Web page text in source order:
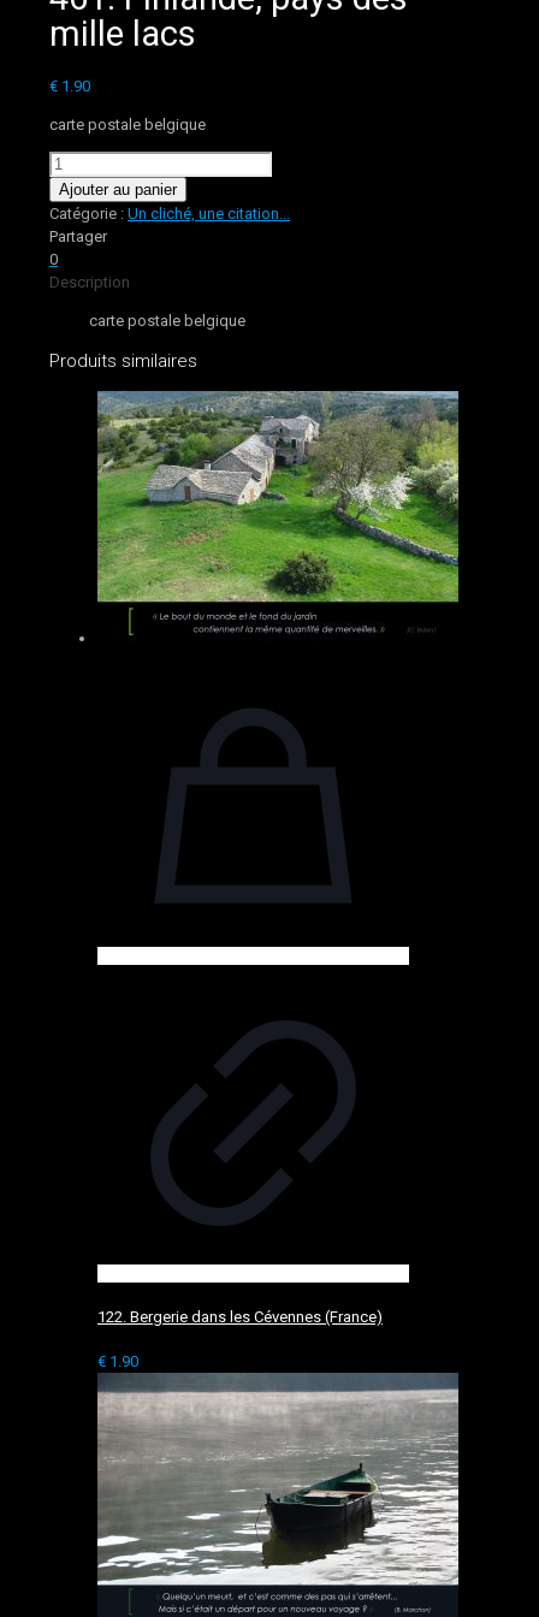
mille lacs
€ 1.90
carte postale belgique
quantité
de
461.
Finlande,
pays
des
Ajouter au panier
Catégorie : Un cliché, une citation...
Partager
0
Description
carte postale belgique
Produits similaires
122. Bergerie dans les Cévennes (France)
€ 1.90